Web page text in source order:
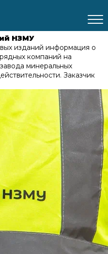
НЗМУ
изданий информация о
компаний на
минеральных
Заказчик